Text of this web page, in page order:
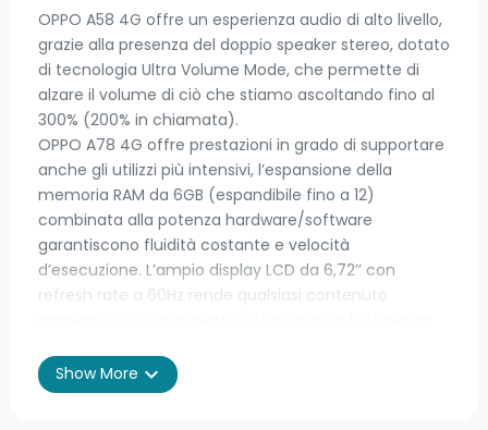
OPPO A58 4G offre un esperienza audio di alto livello,
grazie alla presenza del doppio speaker stereo, dotato
di tecnologia Ultra Volume Mode, che permette di
alzare il volume di ciò che stiamo ascoltando fino al
300% (200% in chiamata).
OPPO A78 4G offre prestazioni in grado di supportare
anche gli utilizzi più intensivi, l’espansione della
memoria RAM da 6GB (espandibile fino a 12)
combinata alla potenza hardware/software
garantiscono fluidità costante e velocità
d’esecuzione. L’ampio display LCD da 6,72’’ con
refresh rate a 60Hz rende qualsiasi contenuto
OPPO A58 4G è dotato di una doppia fotocamera in
alta risoluzione (Primaria 50MP, Profondità 2MP).
Show More expand_more